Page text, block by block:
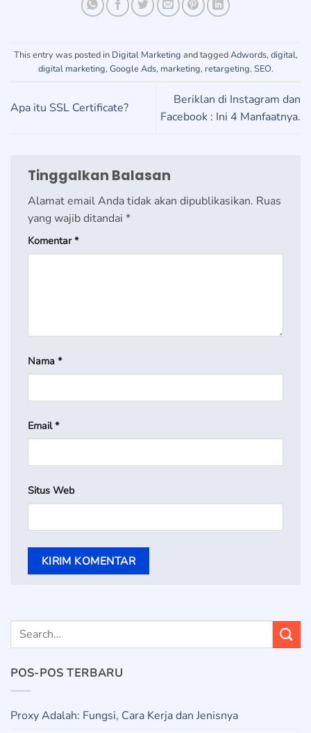
This entry was posted in Digital Marketing and taggedAdwords, digital,
digital marketing, Google Ads, marketing, retargeting, SEO.
Apa itu SSL Certificate?
Beriklan di Instagram dan
Facebook : Ini 4 Manfaatnya.
Tinggalkan Balasan
Alamat email Anda tidak akan dipublikasikan. Ruas
yang wajib ditandai *
Komentar*
Nama *
Email*
Situs Web
POS-POS TERBARU
Proxy Adalah: Fungsi, Cara Kerja dan Jenisnya